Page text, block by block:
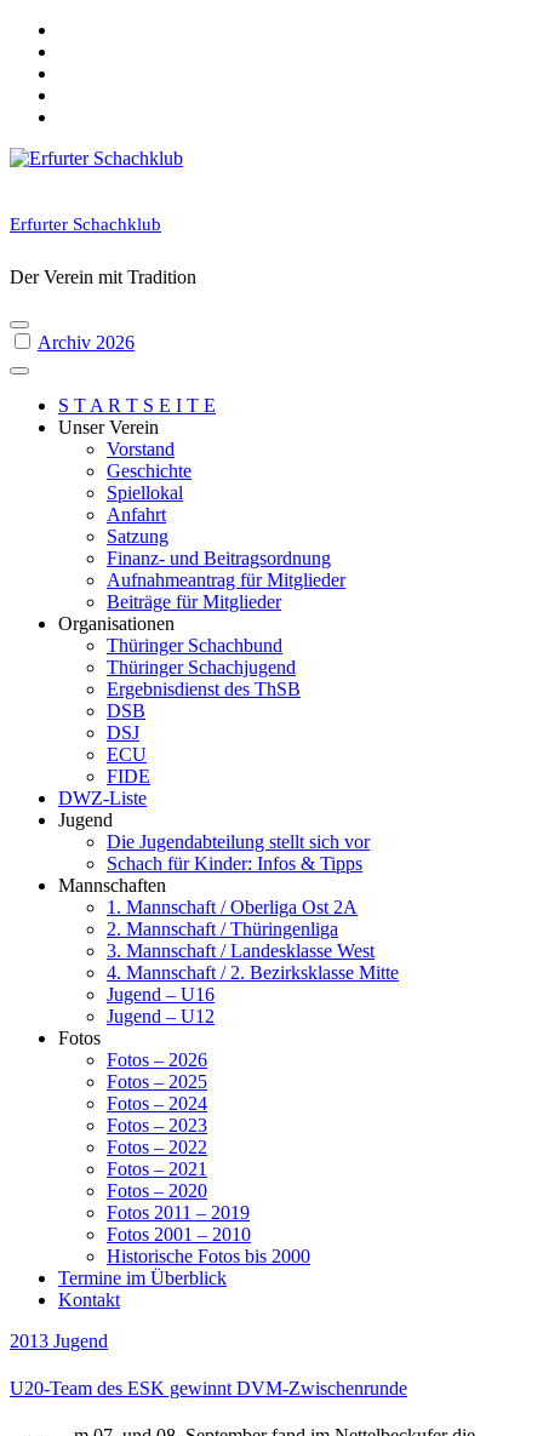
Skip
content
Erfurter Schachklub
Der Verein mit Tradition
Archiv 2026
S T A R T S E I T E
Unser Verein
Vorstand
Geschichte
Spiellokal
Anfahrt
Satzung
Finanz- und Beitragsordnung
Aufnahmeantrag für Mitglieder
Beiträge für Mitglieder
Organisationen
Thüringer Schachbund
Thüringer Schachjugend
Ergebnisdienst des ThSB
DSB
DSJ
ECU
FIDE
DWZ-Liste
Jugend
Die Jugendabteilung stellt sich vor
Schach für Kinder: Infos & Tipps
Mannschaften
1. Mannschaft / Oberliga Ost 2A
2. Mannschaft / Thüringenliga
3. Mannschaft / Landesklasse West
4. Mannschaft / 2. Bezirksklasse Mitte
Jugend – U16
Jugend – U12
Fotos
Fotos – 2026
Fotos – 2025
Fotos – 2024
Fotos – 2023
Fotos – 2022
Fotos – 2021
Fotos – 2020
Fotos 2011 – 2019
Fotos 2001 – 2010
Historische Fotos bis 2000
Termine im Überblick
Kontakt
2013 Jugend
U20-Team des ESK gewinnt DVM-Zwischenrunde